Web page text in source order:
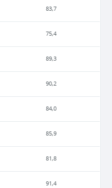
83,7
75,4
89,3
90,2
84,0
85,9
81,8
91,4